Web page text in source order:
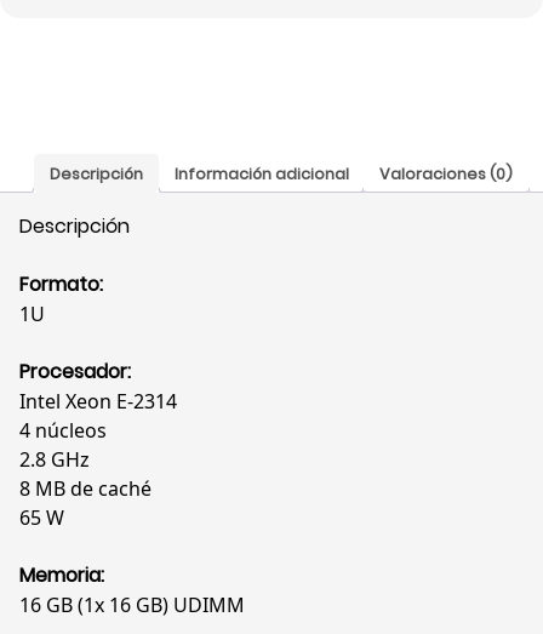
Descripción Información adicional Valoraciones (0)
Descripción
Formato:
1U
Procesador:
Intel Xeon E-2314
4 núcleos
2.8 GHz
8 MB de caché
65 W
Memoria:
16 GB (1x 16 GB) UDIMM